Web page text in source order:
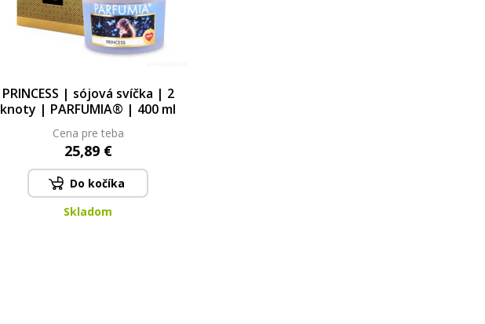
PRINCESS | sójová svíčka | 2
knoty | PARFUMIA® | 400 ml
Cena pre teba
25,89 €
Do kočíka
Skladom